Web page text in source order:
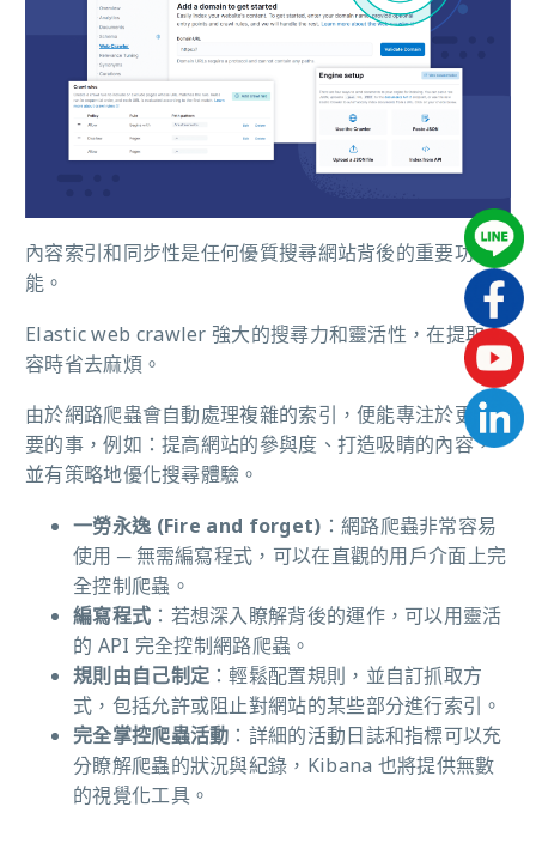
內容索引和同步性是任何優質搜尋網站背後的重要功
能。
Elastic web crawler 強大的搜尋力和靈活性，在提取內
容時省去麻煩。
由於網路爬蟲會自動處理複雜的索引，便能專注於更重
要的事，例如：提高網站的參與度、打造吸睛的內容，
並有策略地優化搜尋體驗。
一勞永逸 (Fire and forget) ：網路爬蟲非常容易
使用 ─ 無需編寫程式，可以在直觀的用戶介面上完
全控制爬蟲。
編寫程式 ：若想深入瞭解背後的運作，可以用靈活
的 API 完全控制網路爬蟲。
規則由自己制定 ：輕鬆配置規則，並自訂抓取方
式，包括允許或阻止對網站的某些部分進行索引。
完全掌控爬蟲活動 ：詳細的活動日誌和指標可以充
分瞭解爬蟲的狀況與紀錄，Kibana 也將提供無數
的視覺化工具。